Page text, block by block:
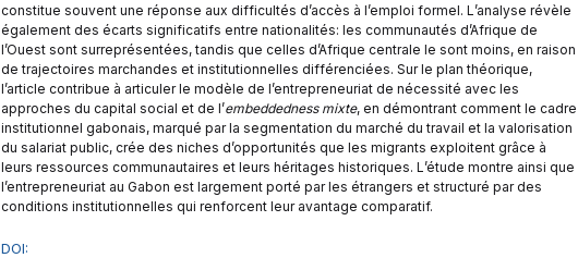
constitue souvent une réponse aux difficultés d’accès à l’emploi formel. L’analyse révèle
également des écarts significatifs entre nationalités: les communautés d’Afrique de
l’Ouest sont surreprésentées, tandis que celles d’Afrique centrale le sont moins, en raison
de trajectoires marchandes et institutionnelles différenciées. Sur le plan théorique,
l’article contribue à articuler le modèle de l’entrepreneuriat de nécessité avec les
approches du capital social et de l’embeddedness mixte, en démontrant comment le cadre
institutionnel gabonais, marqué par la segmentation du marché du travail et la valorisation
du salariat public, crée des niches d’opportunités que les migrants exploitent grâce à
leurs ressources communautaires et leurs héritages historiques. L’étude montre ainsi que
l’entrepreneuriat au Gabon est largement porté par les étrangers et structuré par des
conditions institutionnelles qui renforcent leur avantage comparatif.
DOI: